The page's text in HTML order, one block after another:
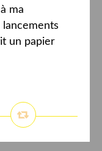
ma
un papier